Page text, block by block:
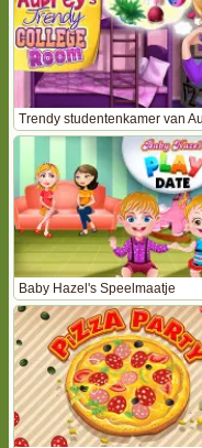
Trendy studentenkamer van
Baby Hazel's Speelmaatje